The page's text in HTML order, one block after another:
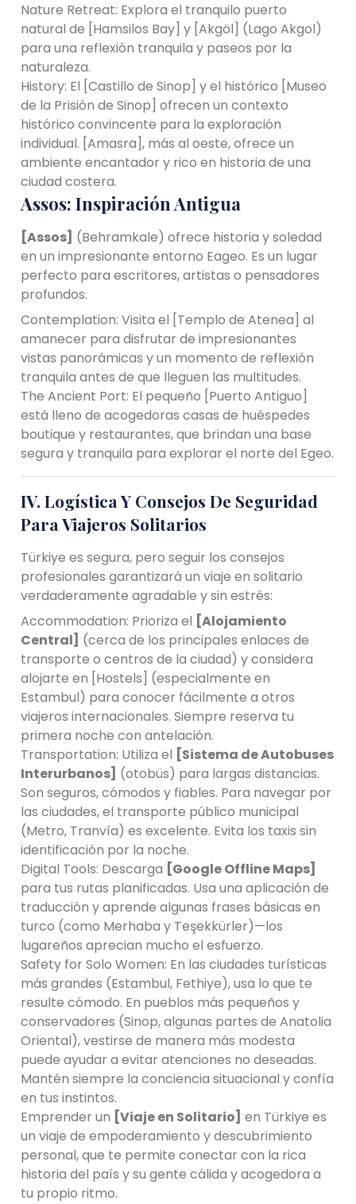
Nature Retreat: Explora el tranquilo puerto
natural de [Hamsilos Bay] y [Akgöl] (Lago Akgol)
para una reflexión tranquila y paseos por la
naturaleza.
History: El [Castillo de Sinop] y el histórico [Museo
de la Prisión de Sinop] ofrecen un contexto
histórico convincente para la exploración
individual. [Amasra], más al oeste, ofrece un
ambiente encantador y rico en historia de una
ciudad costera.
Assos: Inspiración Antigua
[Assos] (Behramkale) ofrece historia y soledad
en un impresionante entorno Eageo. Es un lugar
perfecto para escritores, artistas o pensadores
profundos.
Contemplation: Visita el [Templo de Atenea] al
amanecer para disfrutar de impresionantes
vistas panorámicas y un momento de reflexión
tranquila antes de que lleguen las multitudes.
The Ancient Port: El pequeño [Puerto Antiguo]
está lleno de acogedoras casas de huéspedes
boutique y restaurantes, que brindan una base
segura y tranquila para explorar el norte del Egeo.
IV. Logística Y Consejos De Seguridad
Para Viajeros Solitarios
Türkiye es segura, pero seguir los consejos
profesionales garantizará un viaje en solitario
verdaderamente agradable y sin estrés:
Accommodation: Prioriza el [Alojamiento
Central] (cerca de los principales enlaces de
transporte o centros de la ciudad) y considera
alojarte en [Hostels] (especialmente en
Estambul) para conocer fácilmente a otros
viajeros internacionales. Siempre reserva tu
primera noche con antelación.
Transportation: Utiliza el [Sistema de Autobuses
Interurbanos] (otobüs) para largas distancias.
Son seguros, cómodos y fiables. Para navegar por
las ciudades, el transporte público municipal
(Metro, Tranvía) es excelente. Evita los taxis sin
identificación por la noche.
Digital Tools: Descarga [Google Offline Maps]
para tus rutas planificadas. Usa una aplicación de
traducción y aprende algunas frases básicas en
turco (como Merhaba y Teşekkürler)—los
lugareños aprecian mucho el esfuerzo.
Safety for Solo Women: En las ciudades turísticas
más grandes (Estambul, Fethiye), usa lo que te
resulte cómodo. En pueblos más pequeños y
conservadores (Sinop, algunas partes de Anatolia
Oriental), vestirse de manera más modesta
puede ayudar a evitar atenciones no deseadas.
Mantén siempre la conciencia situacional y confía
en tus instintos.
Emprender un [Viaje en Solitario] en Türkiye es
un viaje de empoderamiento y descubrimiento
personal, que te permite conectar con la rica
historia del país y su gente cálida y acogedora a
tu propio ritmo.